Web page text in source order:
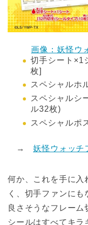
画像：妖怪ウ
切手シート×1
枚]
スペシャルホ
スペシャルシ
ル32枚)
スペシャルポ
→妖怪ウォッチ
何か、これを手に入
く、切手ファンに
良さそうなフレーム
シールはすべてキラ